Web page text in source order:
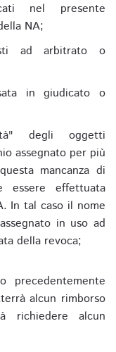
nel presente
NA;
ad arbitrato o
in giudicato o
degli oggetti
assegnato per più
mancanza di
essere effettuata
In tal caso il nome
in uso ad
della revoca;
precedentemente
alcun rimborso
richiedere alcun